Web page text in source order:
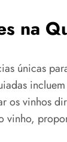
na
únicas
os vinhos
vinho,